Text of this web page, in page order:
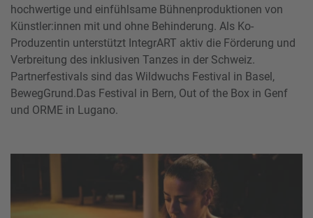
hochwertige und einfühlsame Bühnenproduktionen von
Künstler:innen mit und ohne Behinderung. Als Ko-
Produzentin unterstützt IntegrART aktiv die Förderung und
Verbreitung des inklusiven Tanzes in der Schweiz.
Partnerfestivals sind das Wildwuchs Festival in Basel,
BewegGrund.Das Festival in Bern, Out of the Box in Genf
und ORME in Lugano.